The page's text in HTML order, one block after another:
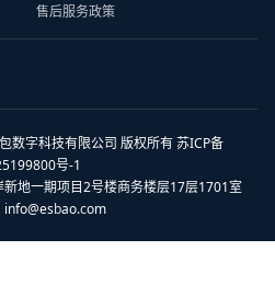
售后服务政策
数字科技有限公司 版权所有 苏ICP备
号-1
地一期项目2号楼商务楼层17层1701室
info@esbao.com